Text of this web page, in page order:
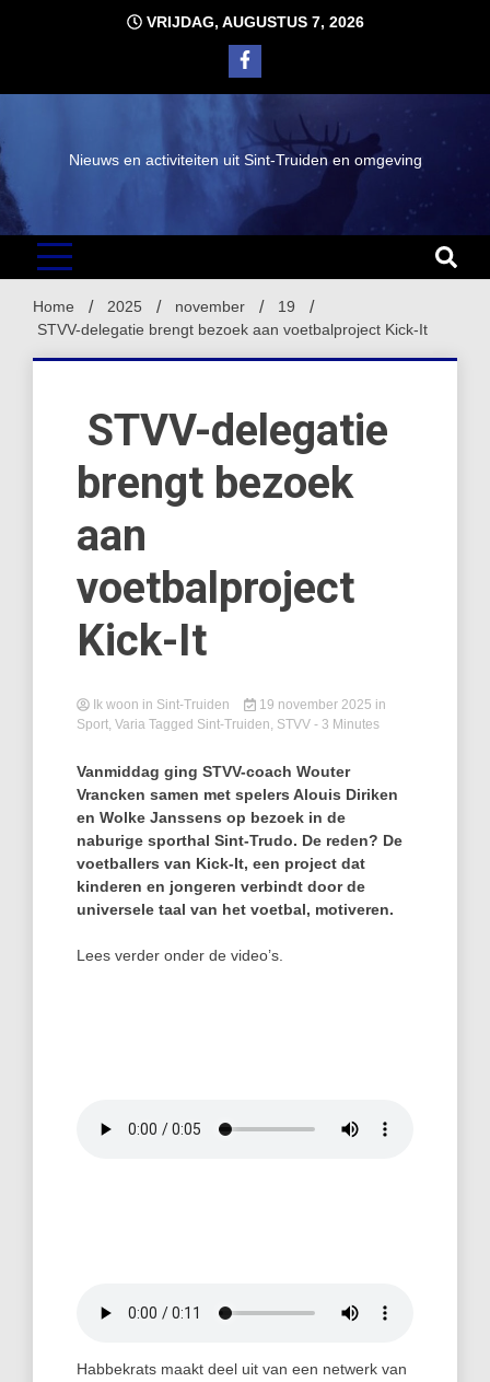
VRIJDAG, AUGUSTUS 7, 2026
Nieuws en activiteiten uit Sint-Truiden en omgeving
Home 2025 november
19
STVV-delegatie brengt bezoek aan voetbalproject Kick-It
STVV-delegatie
brengt bezoek
aan
voetbalproject
Kick-It
Ik woon in Sint-Truiden 19 november 2025 in
Sport, Varia Tagged Sint-Truiden, STVV - 3 Minutes
Vanmiddag ging STVV-coach Wouter
Vrancken samen met spelers Alouis Diriken
en Wolke Janssens op bezoek in de
naburige sporthal Sint-Trudo. De reden? De
voetballers van Kick-It, een project dat
kinderen en jongeren verbindt door de
universele taal van het voetbal, motiveren.
Lees verder onder de video’s.
Habbekrats maakt deel uit van een netwerk van